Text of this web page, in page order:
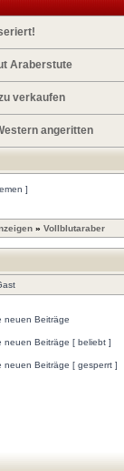
Araberstute
verkaufen
angeritten
]
» Vollblutaraber
neuen Beiträge
neuen Beiträge [ beliebt ]
neuen Beiträge [ gesperrt ]